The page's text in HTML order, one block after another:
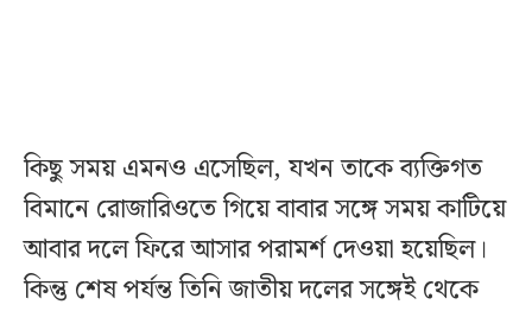
কিছু সময় এমনও এসেছিল, যখন তাকে ব্যক্তিগত
বিমানে রোজারিওতে গিয়ে বাবার সঙ্গে সময় কাটিয়ে
আবার দলে ফিরে আসার পরামর্শ দেওয়া হয়েছিল।
কিন্তু শেষ পর্যন্ত তিনি জাতীয় দলের সঙ্গেই থেকে